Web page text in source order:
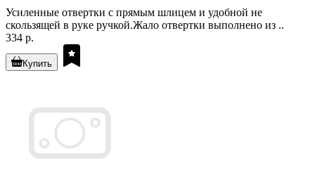
Усиленные отвертки с прямым шлицем и удобной не
скользящей в руке ручкой.Жало отвертки выполнено из ..
334 р.
Купить